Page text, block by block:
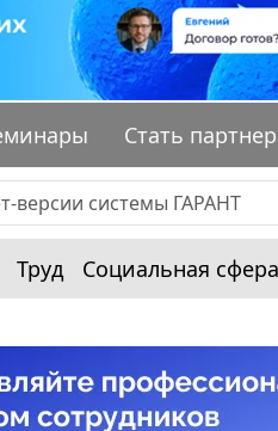
Стать
Труд Социальная сфера